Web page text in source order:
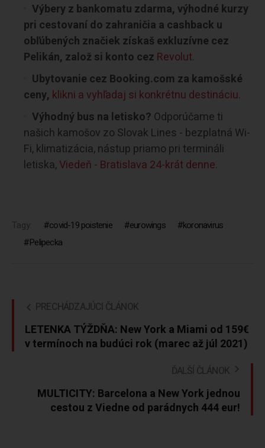
Výbery z bankomatu zdarma, výhodné kurzy
pri cestovaní do zahraničia a cashback u
obľúbených značiek získaš exkluzívne cez
Pelikán, založ si konto cez Revolut.
Ubytovanie cez Booking.com za kamošské
ceny, klikni a vyhľadaj si konkrétnu destináciu.
Výhodný bus na letisko? Odporúčame ti
našich kamošov zo Slovak Lines - bezplatná Wi-
Fi, klimatizácia, nástup priamo pri termináli
letiska,Viedeň - Bratislava 24-krát denne.
Tagy: covid-19 poistenie eurowings
koronavirus
Pelipecka
PRECHÁDZAJÚCI ČLÁNOK
LETENKA TÝŽDŇA: New York a Miami od 159€
v termínoch na budúci rok (marec až júl 2021)
ĎALŠÍ ČLÁNOK
MULTICITY: Barcelona a New York jednou
cestou z Viedne od parádnych 444 eur!